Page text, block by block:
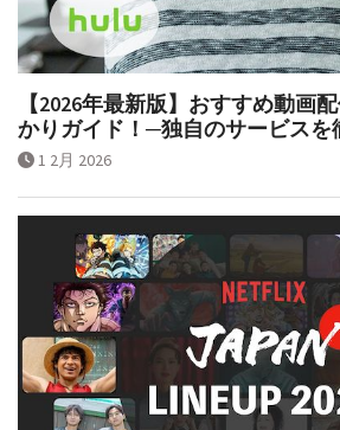
【2026年最新版】おすすめ動画
かりガイド！─独自のサービスを
1 2月 2026